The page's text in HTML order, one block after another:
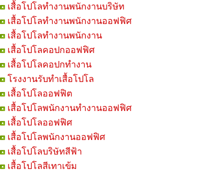
เสื้อโปโลทำงานพนักงานบริษัท
เสื้อโปโลทำงานพนักงานออฟฟิศ
เสื้อโปโลทำงานพนักงาน
เสื้อโปโลคอปกออฟฟิศ
เสื้อโปโลคอปกทำงาน
โรงงานรับทำเสื้อโปโล
เสื้อโปโลออฟฟิต
เสื้อโปโลพนักงานทำงานออฟฟิศ
เสื้อโปโลออฟฟิศ
เสื้อโปโลพนักงานออฟฟิศ
เสื้อโปโลบริษัทสีฟ้า
เสื้อโปโลสีเทาเข้ม